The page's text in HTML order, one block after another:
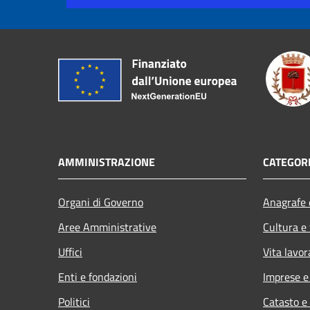
AMMINISTRAZIONE
Organi di Governo
Aree Amministrative
Uffici
Enti e fondazioni
Politici
Cultura
Vita
Imprese
Catasto